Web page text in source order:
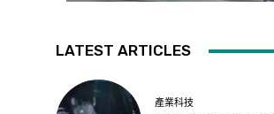
LATEST ARTICLES
產業科技